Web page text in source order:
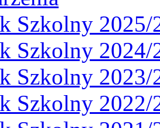
Szkolny 2025/
Szkolny 2024/
Szkolny 2023/
Szkolny 2022/